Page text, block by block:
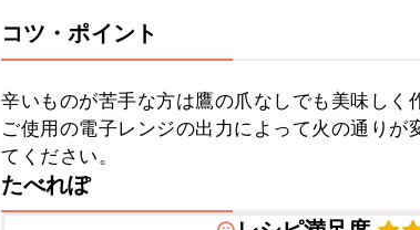
コツ・ポイント
辛いものが苦手な方は鷹の爪なしでも美味しく
ご使用の電子レンジの出力によって火の通りが
てください。
たべれぽ